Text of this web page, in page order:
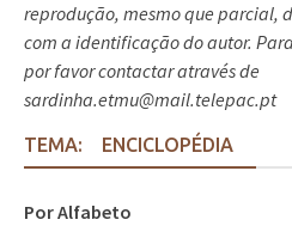
reprodução, mesmo que parcial,
com a identificação do autor.
por favor contactar através de
sardinha.etmu@mail.telepac.pt
TEMA: ENCICLOPÉDIA
Por Alfabeto